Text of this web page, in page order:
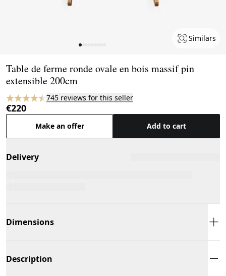
Similars
Table de ferme ronde ovale en bois massif pin
extensible 200cm
745 reviews for this seller
€220
Make an offer Add to cart
Delivery
Dimensions
Description